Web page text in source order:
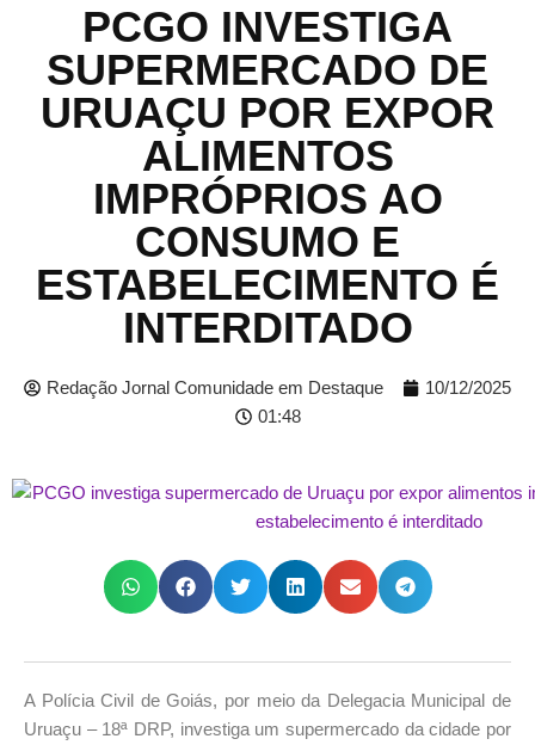
PCGO INVESTIGA
SUPERMERCADO DE
URUAÇU POR EXPOR
ALIMENTOS
IMPRÓPRIOS AO
CONSUMO E
ESTABELECIMENTO É
INTERDITADO
Redação Jornal Comunidade em Destaque
10/12/2025
01:48
A Polícia Civil de Goiás, por meio da Delegacia Municipal de
Uruaçu – 18ª DRP, investiga um supermercado da cidade por